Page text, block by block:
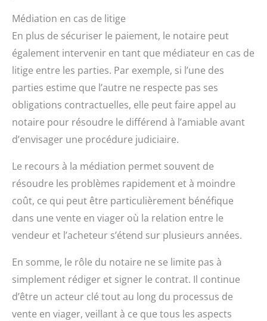
Médiation en cas de litige
En plus de sécuriser le paiement, le notaire peut
également intervenir en tant que médiateur en cas de
litige entre les parties. Par exemple, si l’une des
parties estime que l’autre ne respecte pas ses
obligations contractuelles, elle peut faire appel au
notaire pour résoudre le différend à l’amiable avant
d’envisager une procédure judiciaire.
Le recours à la médiation permet souvent de
résoudre les problèmes rapidement et à moindre
coût, ce qui peut être particulièrement bénéfique
dans une vente en viager où la relation entre le
vendeur et l’acheteur s’étend sur plusieurs années.
En somme, le rôle du notaire ne se limite pas à
simplement rédiger et signer le contrat. Il continue
d’être un acteur clé tout au long du processus de
vente en viager, veillant à ce que tous les aspects